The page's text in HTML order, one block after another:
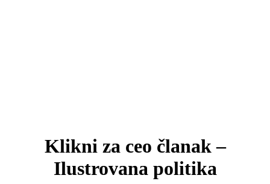
Klikni za ceo članak –
Ilustrovana politika